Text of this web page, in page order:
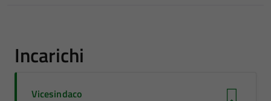
Incarichi
Vicesindaco